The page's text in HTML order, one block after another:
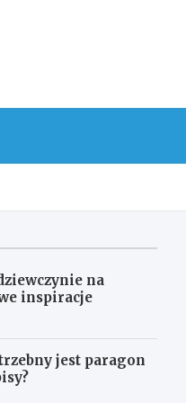
na
inspiracje
jest paragon